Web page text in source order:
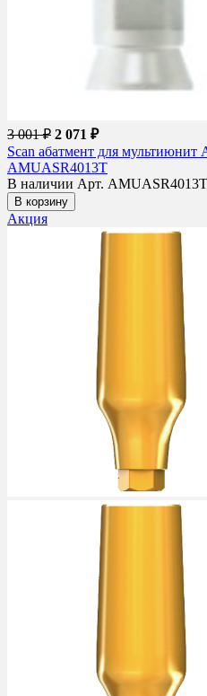
3 001 ₽ 2 071 ₽
Scan абатмент для мультиюнит
AMUASR4013T
В наличии Арт. AMUASR4013T
В корзину
Акция